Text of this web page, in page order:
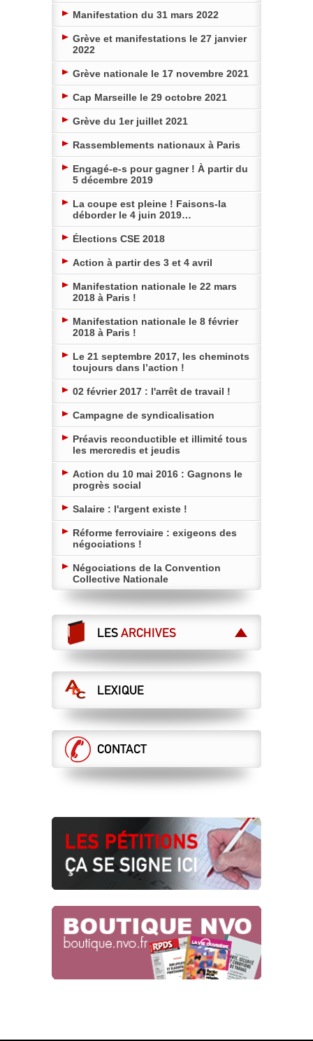
Manifestation du 31 mars 2022
Grève et manifestations le 27 janvier
2022
Grève nationale le 17 novembre 2021
Cap Marseille le 29 octobre 2021
Grève du 1er juillet 2021
Rassemblements nationaux à Paris
Engagé-e-s pour gagner ! À partir du
5 décembre 2019
La coupe est pleine ! Faisons-la
déborder le 4 juin 2019…
Élections CSE 2018
Action à partir des 3 et 4 avril
Manifestation nationale le 22 mars
2018 à Paris !
Manifestation nationale le 8 février
2018 à Paris !
Le 21 septembre 2017, les cheminots
toujours dans l’action !
02 février 2017 : l'arrêt de travail !
Campagne de syndicalisation
Préavis reconductible et illimité tous
les mercredis et jeudis
Action du 10 mai 2016 : Gagnons le
progrès social
Salaire : l'argent existe !
Réforme ferroviaire : exigeons des
négociations !
Négociations de la Convention
Collective Nationale
LESARCHIVES
LEXIQUE
CONTACT